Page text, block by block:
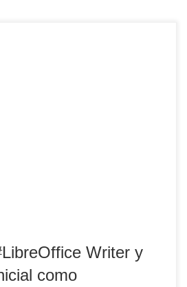
Writer y
como